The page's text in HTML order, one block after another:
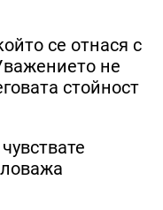
се отнася с
не
стойност